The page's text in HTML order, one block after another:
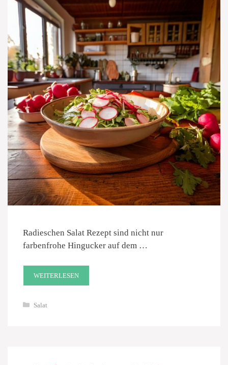
Radieschen Salat Rezept sind nicht nur
farbenfrohe Hingucker auf dem …
WEITERLESEN
Kategorien
Salat